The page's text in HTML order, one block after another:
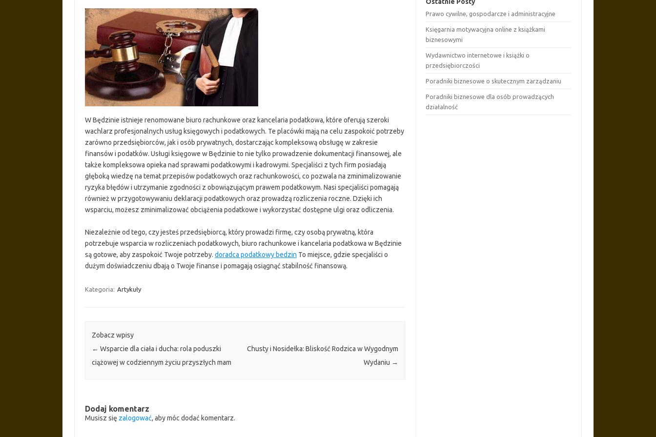
W Będzinie istnieje renomowane biuro rachunkowe oraz kancelaria podatkowa, które oferują szeroki
wachlarz profesjonalnych usług księgowych i podatkowych. Te placówki mają na celu zaspokoić potrzeby
zarówno przedsiębiorców, jak i osób prywatnych, dostarczając kompleksową obsługę w zakresie
finansów i podatków. Usługi księgowe w Będzinie to nie tylko prowadzenie dokumentacji finansowej, ale
także kompleksowa opieka nad sprawami podatkowymi i kadrowymi. Specjaliści z tych firm posiadają
głęboką wiedzę na temat przepisów podatkowych oraz rachunkowości, co pozwala na zminimalizowanie
ryzyka błędów i utrzymanie zgodności z obowiązującym prawem podatkowym. Nasi specjaliści pomagają
również w przygotowywaniu deklaracji podatkowych oraz prowadzą rozliczenia roczne. Dzięki ich
wsparciu, możesz zminimalizować obciążenia podatkowe i wykorzystać dostępne ulgi oraz odliczenia.
Niezależnie od tego, czy jesteś przedsiębiorcą, który prowadzi firmę, czy osobą prywatną, która
potrzebuje wsparcia w rozliczeniach podatkowych, biuro rachunkowe i kancelaria podatkowa w Będzinie
są gotowe, aby zaspokoić Twoje potrzeby. doradca podatkowy bedzin To miejsce, gdzie specjaliści o
dużym doświadczeniu dbają o Twoje finanse i pomagają osiągnąć stabilność finansową.
Kategoria: Artykuły
Zobacz wpisy
← Wsparcie dla ciała i ducha: rola poduszki
ciążowej w codziennym życiu przyszłych mam
Chusty i Nosidełka: Bliskość Rodzica w Wygodnym
Wydaniu →
Dodaj komentarz
Musisz się zalogować, aby móc dodać komentarz.
Prawo cywilne, gospodarcze i administracyjne
Księgarnia motywacyjna online z książkami
biznesowymi
Wydawnictwo internetowe i książki o
przedsiębiorczości
Poradniki biznesowe o skutecznym zarządzaniu
Poradniki biznesowe dla osób prowadzących
działalność